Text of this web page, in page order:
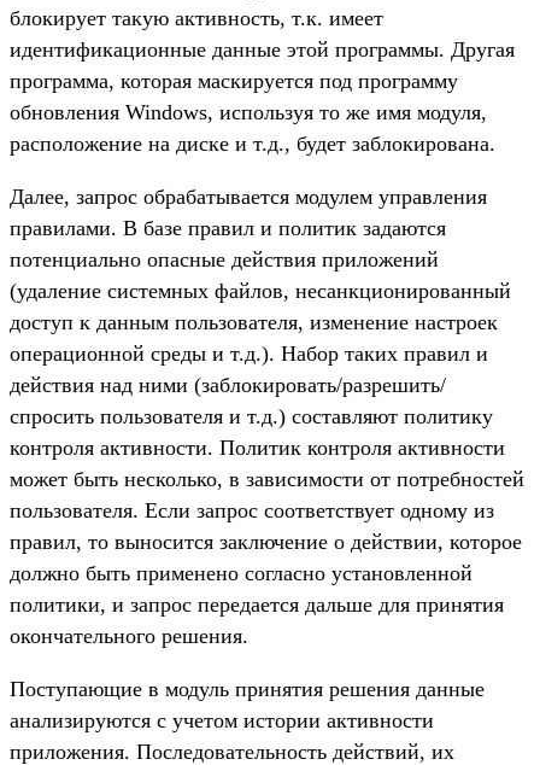
блокирует такую активность, т.к. имеет
идентификационные данные этой программы. Другая
программа, которая маскируется под программу
обновления Windows, используя то же имя модуля,
расположение на диске и т.д., будет заблокирована.
Далее, запрос обрабатывается модулем управления
правилами. В базе правил и политик задаются
потенциально опасные действия приложений
(удаление системных файлов, несанкционированный
доступ к данным пользователя, изменение настроек
операционной среды и т.д.). Набор таких правил и
действия над ними (заблокировать/разрешить/
спросить пользователя и т.д.) составляют политику
контроля активности. Политик контроля активности
может быть несколько, в зависимости от потребностей
пользователя. Если запрос соответствует одному из
правил, то выносится заключение о действии, которое
должно быть применено согласно установленной
политики, и запрос передается дальше для принятия
окончательного решения.
Поступающие в модуль принятия решения данные
анализируются с учетом истории активности
приложения. Последовательность действий, их